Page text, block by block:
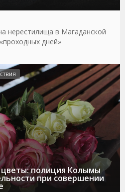
нерестилища в Магаданской
дней»
цветы: полиция Колымы
при совершении